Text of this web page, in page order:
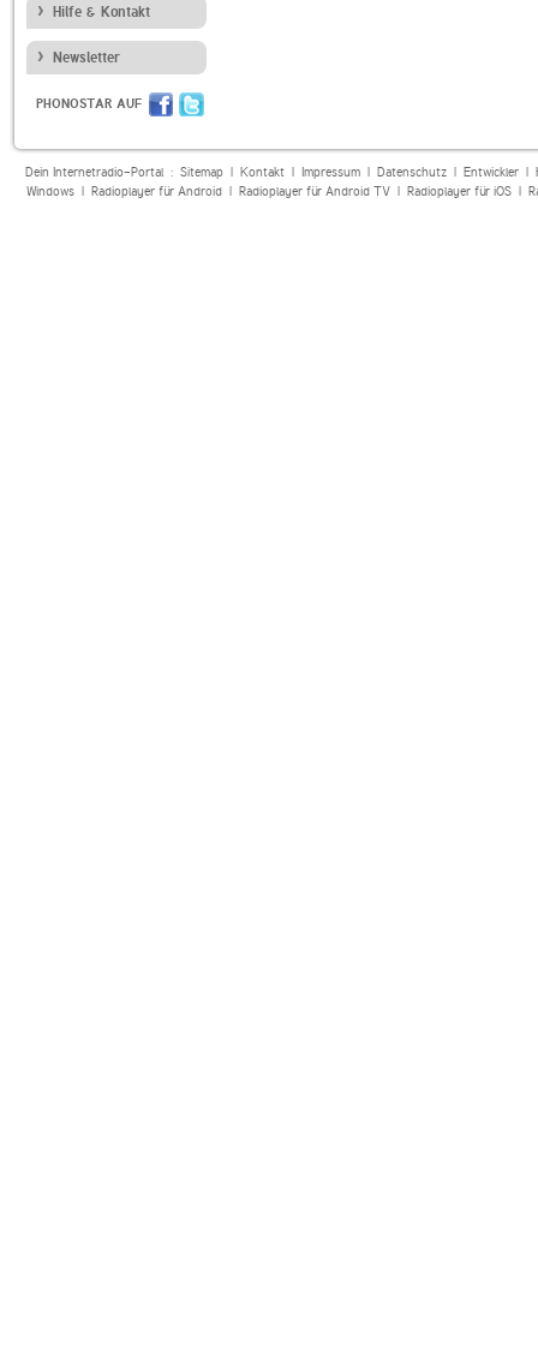
Hilfe & Kontakt
Newsletter
PHONOSTAR AUF
Dein Internetradio-Portal : Sitemap| Kontakt| Impressum| Datenschutz| Entwickler|
Windows| Radioplayer für Android| Radioplayer für Android TV| Radioplayer für iOS|